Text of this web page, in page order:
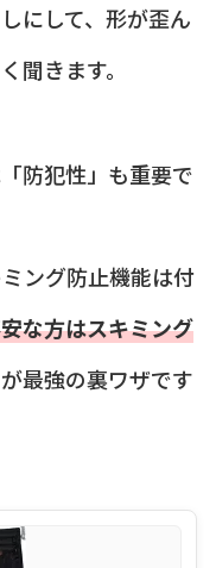
にして、形が歪ん
聞きます。
防犯性」も重要で
ング防止機能は付
な方はスキミング
最強の裏ワザです